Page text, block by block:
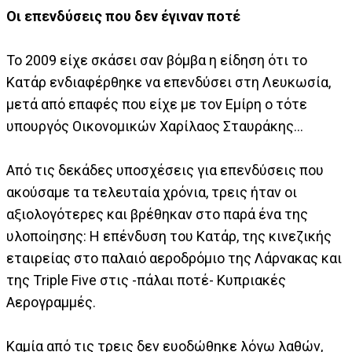
Οι επενδύσεις που δεν έγιναν ποτέ
Το 2009 είχε σκάσει σαν βόμβα η είδηση ότι το
Κατάρ ενδιαφέρθηκε να επενδύσει στη Λευκωσία,
μετά από επαφές που είχε με τον Εμίρη ο τότε
υπουργός Οικονομικών Χαρίλαος Σταυράκης…
Από τις δεκάδες υποσχέσεις για επενδύσεις που
ακούσαμε τα τελευταία χρόνια, τρεις ήταν οι
αξιολογότερες και βρέθηκαν στο παρά ένα της
υλοποίησης: Η επένδυση του Κατάρ, της κινεζικής
εταιρείας στο παλαιό αεροδρόμιο της Λάρνακας και
της Τriple Five στις -πάλαι ποτέ- Κυπριακές
Αερογραμμές.
Καμία από τις τρεις δεν ευοδώθηκε λόγω λαθών,